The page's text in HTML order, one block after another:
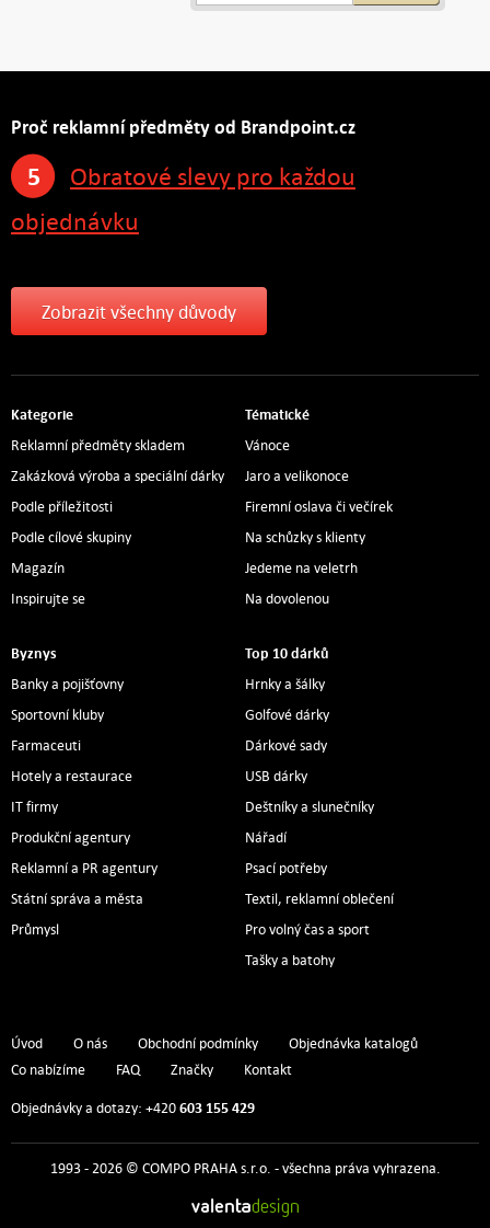
Proč reklamní předměty od Brandpoint.cz
5
Obratové slevy pro každou
objednávku
Zobrazit všechny důvody
Kategorie
Reklamní předměty skladem
Zakázková výroba a speciální dárky
Podle příležitosti
Podle cílové skupiny
Magazín
Inspirujte se
Tématické
Vánoce
Jaro a velikonoce
Firemní oslava či večírek
Na schůzky s klienty
Jedeme na veletrh
Na dovolenou
Byznys
Banky a pojišťovny
Sportovní kluby
Farmaceuti
Hotely a restaurace
IT firmy
Produkční agentury
Reklamní a PR agentury
Státní správa a města
Průmysl
Top 10 dárků
Hrnky a šálky
Golfové dárky
Dárkové sady
USB dárky
Deštníky a slunečníky
Nářadí
Psací potřeby
Textil, reklamní oblečení
Pro volný čas a sport
Tašky a batohy
Úvod O nás Obchodní podmínky
Objednávka katalogů
Co nabízíme
FAQ Značky Kontakt
Objednávky a dotazy: +420603 155 429
1993 - 2026 © COMPO PRAHA s.r.o. - všechna práva vyhrazena.